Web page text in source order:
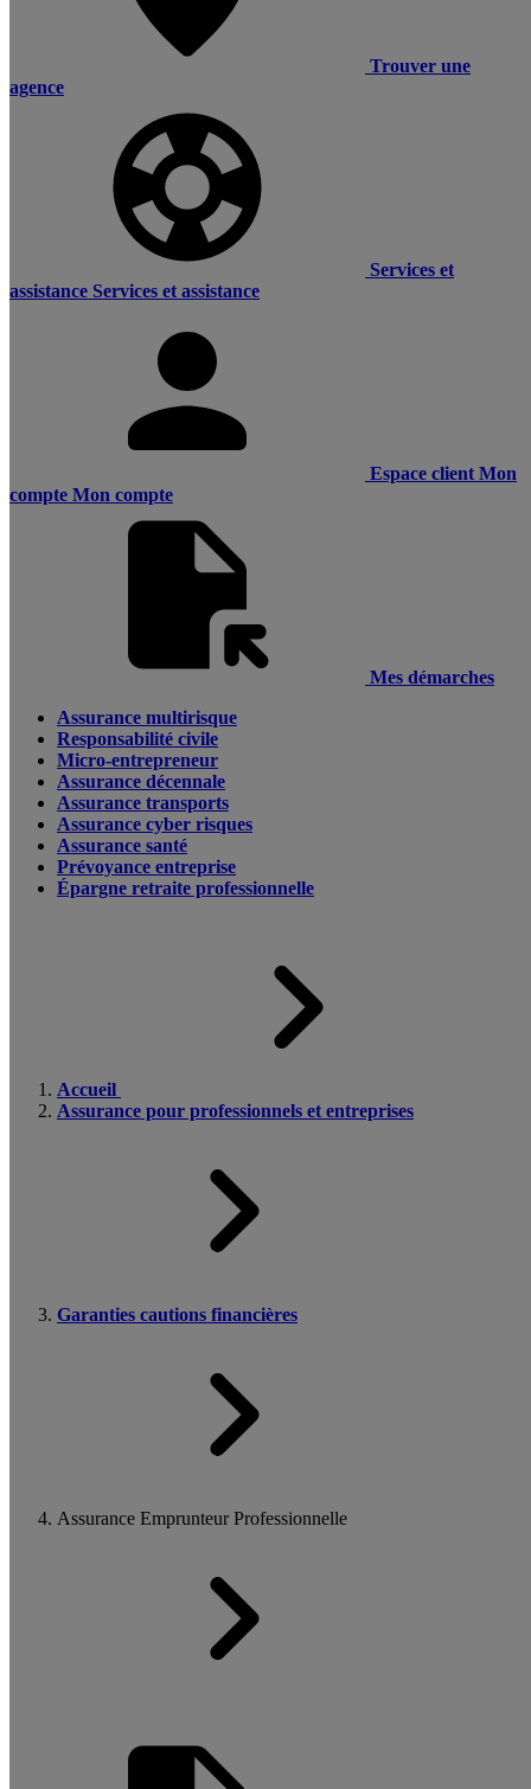
Trouver une
agence
Services et
assistance Services et assistance
Espace client Mon
compte Mon compte
Mes démarches
Assurance multirisque
Responsabilité civile
Micro-entrepreneur
Assurance décennale
Assurance transports
Assurance cyber risques
Assurance santé
Prévoyance entreprise
Épargne retraite professionnelle
Accueil
Assurance pour professionnels et entreprises
Garanties cautions financières
Assurance Emprunteur Professionnelle